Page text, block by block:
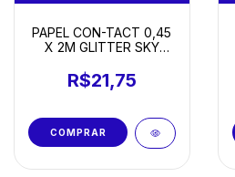
PAPEL CON-TACT 0,45
X 2M GLITTER SKY
R$21,75